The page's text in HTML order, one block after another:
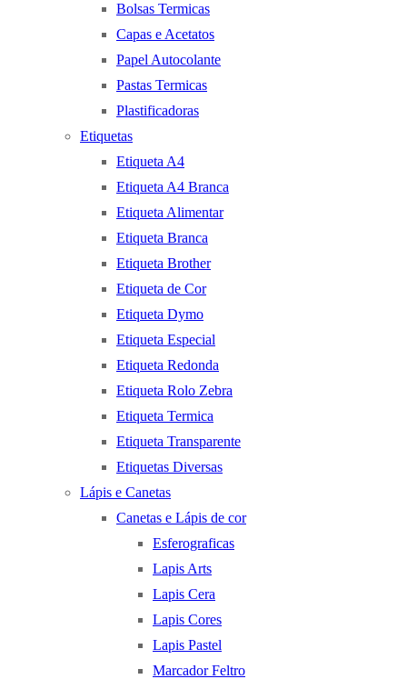
Bolsas Termicas
Capas e Acetatos
Papel Autocolante
Pastas Termicas
Plastificadoras
Etiquetas
Etiqueta A4
Etiqueta A4 Branca
Etiqueta Alimentar
Etiqueta Branca
Etiqueta Brother
Etiqueta de Cor
Etiqueta Dymo
Etiqueta Especial
Etiqueta Redonda
Etiqueta Rolo Zebra
Etiqueta Termica
Etiqueta Transparente
Etiquetas Diversas
Lápis e Canetas
Canetas e Lápis de cor
Esferograficas
Lapis Arts
Lapis Cera
Lapis Cores
Lapis Pastel
Marcador Feltro